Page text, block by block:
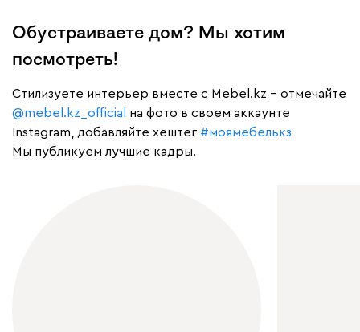
Обустраиваете дом? Мы хотим
посмотреть!
Cтилизуете интерьер вместе с Mebel.kz – отмечайте
@mebel.kz_official
на фото в своем аккаунте
Instagram, добавляйте хештег #моямебелькз
Мы публикуем лучшие кадры.